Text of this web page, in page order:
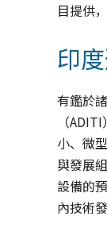
目提供
印
有鑑於
（
小、微
與發展
設備的
內技術